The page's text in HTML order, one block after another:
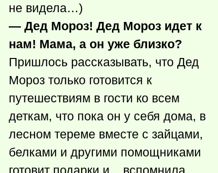
не видела…)
— Дед Мороз! Дед Мороз идет к
нам! Мама, а он уже близко?
Пришлось рассказывать, что Дед
Мороз только готовится к
путешествиям в гости ко всем
деткам, что пока он у себя дома, в
лесном тереме вместе с зайцами,
белками и другими помощниками
готовит подарки и... вспомнила